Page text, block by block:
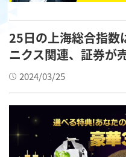
25日の上海総合指数
ニクス関連、証券が
2024/03/25